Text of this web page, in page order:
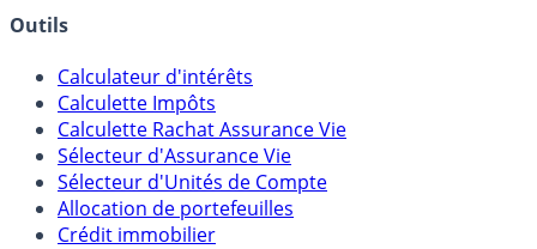
Banques & Comptes rémunérés
Outils
Calculateur d'intérêts
Calculette Impôts
Calculette Rachat Assurance Vie
Sélecteur d'Assurance Vie
Sélecteur d'Unités de Compte